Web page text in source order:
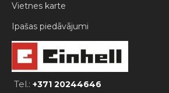
Vietnes karte
Ipašas piedāvājumi
Tel.: +371 20244646